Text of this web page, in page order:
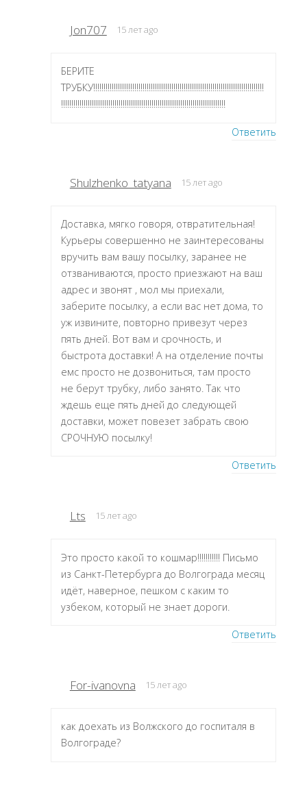
Jon707 15 лет ago
БЕРИТЕ
ТРУБКУ!!!!!!!!!!!!!!!!!!!!!!!!!!!!!!!!!!!!!!!!!!!!!!!!!!!!!!!!!!!!!!!!!!!!!!!!!!!!!!!!!!!
!!!!!!!!!!!!!!!!!!!!!!!!!!!!!!!!!!!!!!!!!!!!!!!!!!!!!!!!!!!!!!!!!!!!!!!!!!!!!!!!
Ответить
Shulzhenko_tatyana 15 лет ago
Доставка, мягко говоря, отвратительная!
Курьеры совершенно не заинтересованы
вручить вам вашу посылку, заранее не
отзваниваются, просто приезжают на ваш
адрес и звонят , мол мы приехали,
заберите посылку, а если вас нет дома, то
уж извините, повторно привезут через
пять дней. Вот вам и срочность, и
быстрота доставки! А на отделение почты
емс просто не дозвониться, там просто
не берут трубку, либо занято. Так что
ждешь еще пять дней до следующей
доставки, может повезет забрать свою
СРОЧНУЮ посылку!
Ответить
Lts 15 лет ago
Это просто какой то кошмар!!!!!!!!!!! Письмо
из Санкт-Петербурга до Волгограда месяц
идёт, наверное, пешком с каким то
узбеком, который не знает дороги.
Ответить
For-ivanovna 15 лет ago
как доехать из Волжского до госпиталя в
Волгограде?